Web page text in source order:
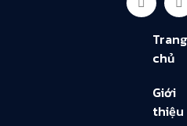
Trang
chủ
Giới
thiệu